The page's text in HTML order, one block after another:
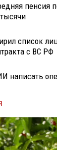
пенсия
список
с ВС РФ
написать